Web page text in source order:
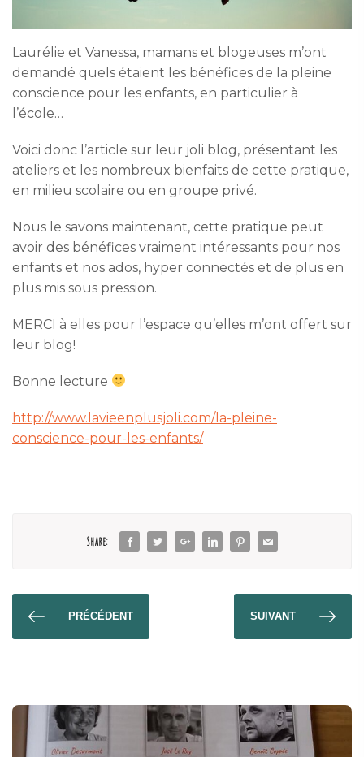
Laurélie et Vanessa, mamans et blogeuses m’ont
demandé quels étaient les bénéfices de la pleine
conscience pour les enfants, en particulier à
l’école…
Voici donc l’article sur leur joli blog, présentant les
ateliers et les nombreux bienfaits de cette pratique,
en milieu scolaire ou en groupe privé.
Nous le savons maintenant, cette pratique peut
avoir des bénéfices vraiment intéressants pour nos
enfants et nos ados, hyper connectés et de plus en
plus mis sous pression.
MERCI à elles pour l’espace qu’elles m’ont offert sur
leur blog!
Bonne lecture
http://www.lavieenplusjoli.com/la-pleine-
conscience-pour-les-enfants/
Share:
PRÉCÉDENT SUIVANT